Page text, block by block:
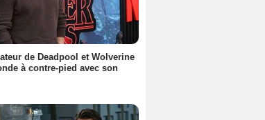
de Deadpool et Wolverine
à contre-pied avec son